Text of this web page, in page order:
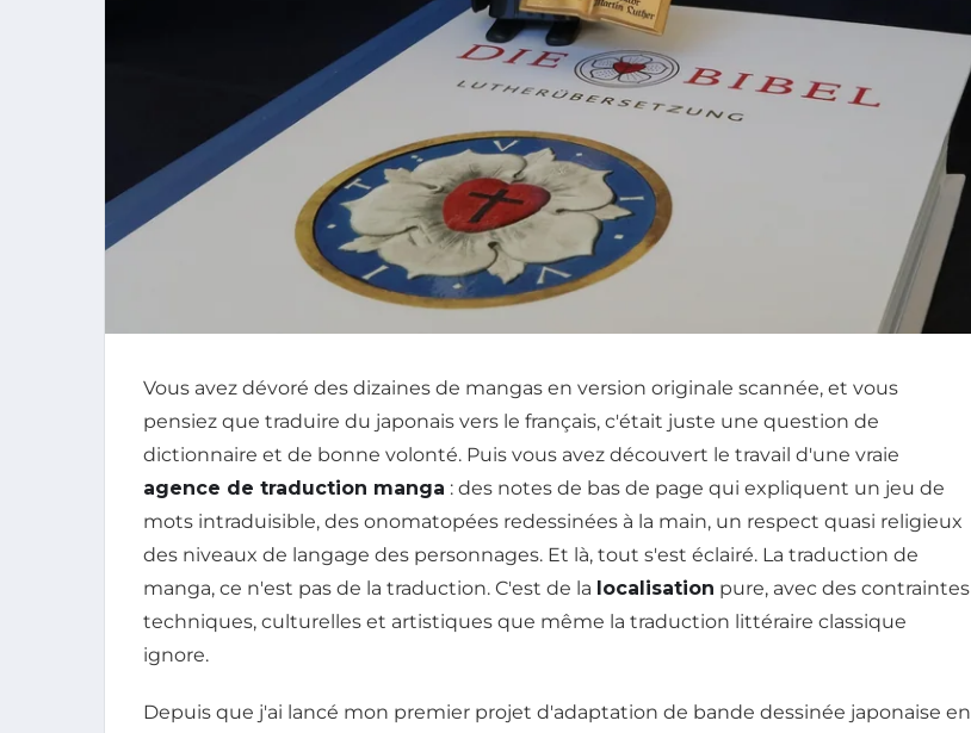
Vous avez dévoré des dizaines de mangas en version originale scannée, et vous
pensiez que traduire du japonais vers le français, c'était juste une question de
dictionnaire et de bonne volonté. Puis vous avez découvert le travail d'une vraie
agence de traduction manga : des notes de bas de page qui expliquent un jeu de
mots intraduisible, des onomatopées redessinées à la main, un respect quasi religieux
des niveaux de langage des personnages. Et là, tout s'est éclairé. La traduction de
manga, ce n'est pas de la traduction. C'est de la localisation pure, avec des contraintes
techniques, culturelles et artistiques que même la traduction littéraire classique
ignore.
Depuis que j'ai lancé mon premier projet d'adaptation de bande dessinée japonaise en